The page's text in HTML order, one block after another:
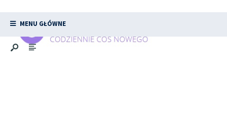
MENU GŁÓWNE